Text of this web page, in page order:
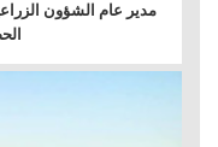
مدير عام الشؤون